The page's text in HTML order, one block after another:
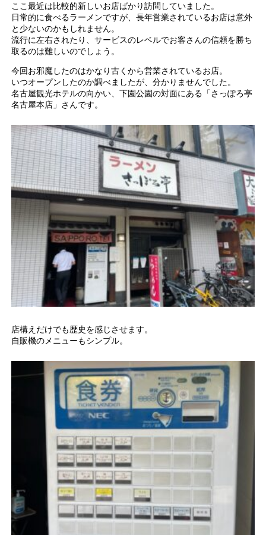
ここ最近は比較的新しいお店ばかり訪問していました。
日常的に食べるラーメンですが、長年営業されているお店は意外
と少ないのかもしれません。
流行に左右されたり、サービスのレベルでお客さんの信頼を勝ち
取るのは難しいのでしょう。
今回お邪魔したのはかなり古くから営業されているお店。
いつオープンしたのか調べましたが、分かりませんでした。
名古屋観光ホテルの向かい、下園公園の対面にある「さっぽろ亭
名古屋本店」さんです。
店構えだけでも歴史を感じさせます。
自販機のメニューもシンプル。